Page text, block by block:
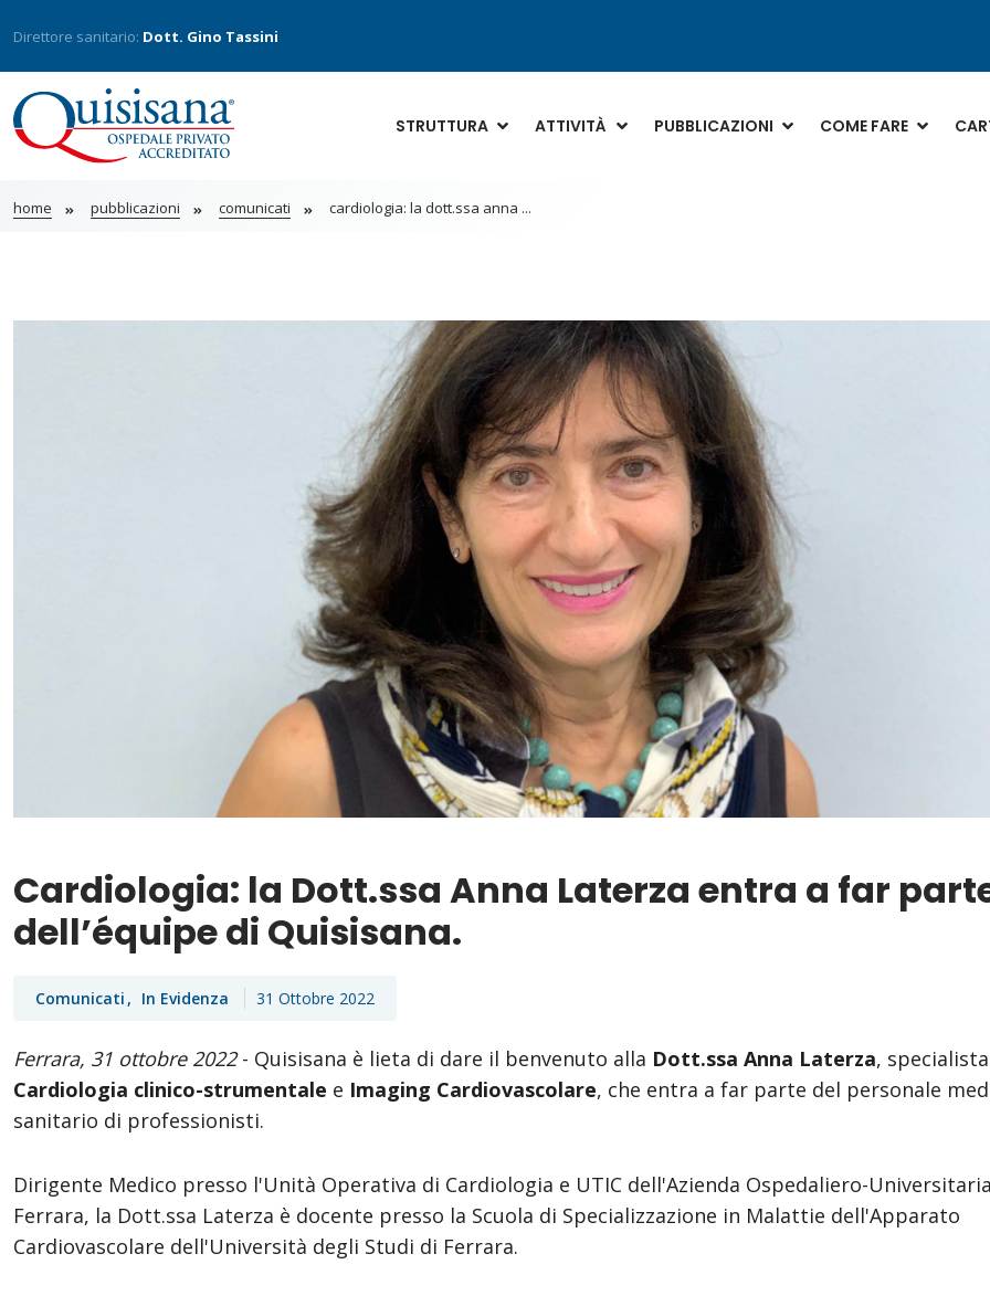
Direttore sanitario: Dott. Gino Tassini
STRUTTURA ATTIVITÀ PUBBLICAZIONI COME FARE
home pubblicazioni comunicati cardiologia: la dott.ssa anna ...
Cardiologia: la Dott.ssa Anna Laterza entra a far
dell’équipe di Quisisana.
Comunicati In Evidenza 31 Ottobre 2022
Ferrara, 31 ottobre 2022- Quisisana è lieta di dare il benvenuto alla Dott.ssa Anna Laterza,
Cardiologia clinico-strumentale e Imaging Cardiovascolare, che entra a far parte del personale
sanitario di professionisti.
Dirigente Medico presso l'Unità Operativa di Cardiologia e UTIC dell'Azienda Ospedaliero-
Ferrara, la Dott.ssa Laterza è docente presso la Scuola di Specializzazione in Malattie dell'Apparato
Cardiovascolare dell'Università degli Studi di Ferrara.